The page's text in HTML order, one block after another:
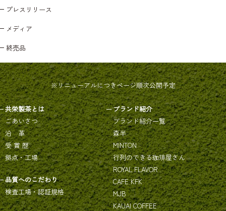
プレスリリース
メディア
終売品
※リニューアルにつきページ順次公開予定
共栄製茶とは
ごあいさつ
沿 革
受 賞 歴
拠点・工場
品質へのこだわり
検査工場・認証規格
ブランド紹介
ブランド紹介一覧
森半
MINTON
行列のできる珈琲屋さん
ROYAL FLAVOR
CAFE KFK
MJB
KAUAI COFFEE